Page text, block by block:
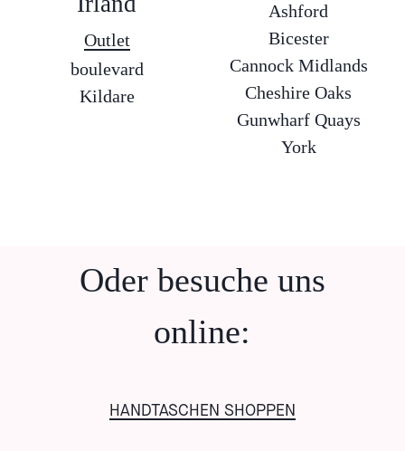
Outlet
boulevard
Kildare
Ashford
Bicester
Cannock Midlands
Cheshire Oaks
Gunwharf Quays
York
Oder besuche uns
online:
HANDTASCHEN SHOPPEN